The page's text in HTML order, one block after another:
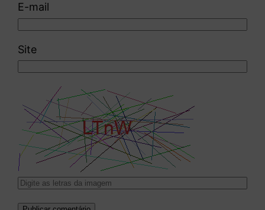
E-mail
Site